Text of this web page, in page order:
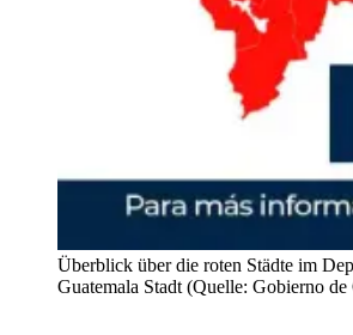
Überblick über die roten Städte im
Guatemala Stadt (Quelle: Gobierno de